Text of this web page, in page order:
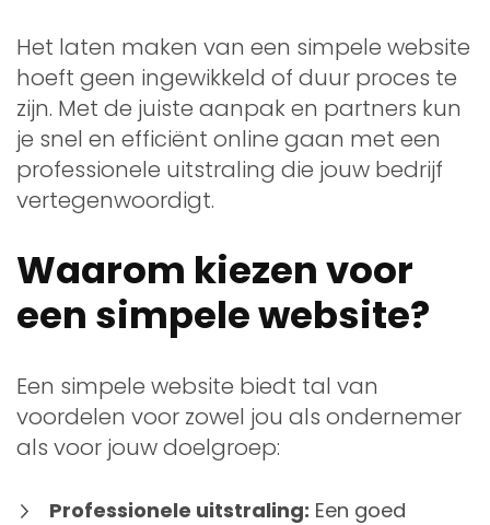
Het laten maken van een simpele website
hoeft geen ingewikkeld of duur proces te
zijn. Met de juiste aanpak en partners kun
je snel en efficiënt online gaan met een
professionele uitstraling die jouw bedrijf
vertegenwoordigt.
Waarom kiezen voor
een simpele website?
Een simpele website biedt tal van
voordelen voor zowel jou als ondernemer
als voor jouw doelgroep:
Professionele uitstraling: Een goed